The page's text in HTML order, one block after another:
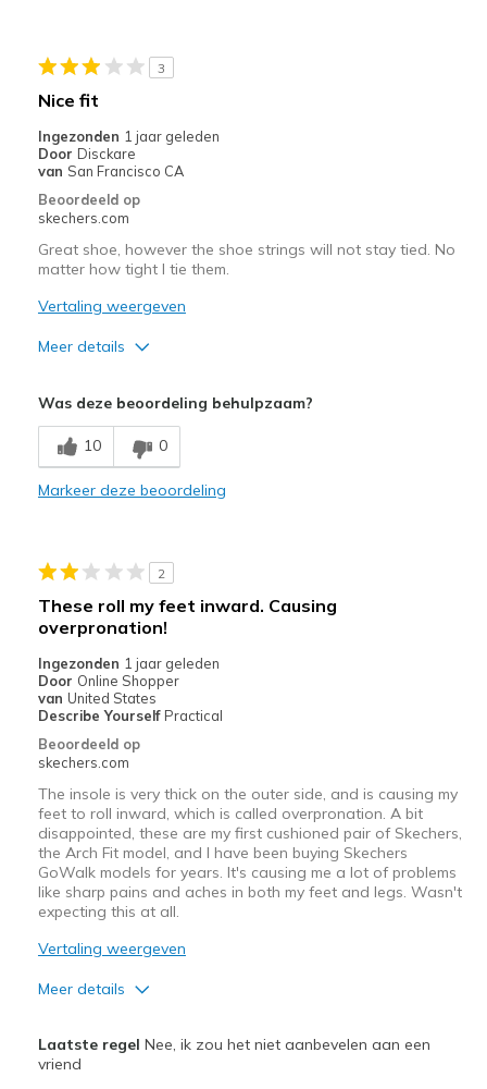
Width
Feels true to width
Sizing
View On Shoes
3
Nice fit
Ingezonden 1 jaar geleden
Door Disckare
van San Francisco CA
Beoordeeld op
skechers.com
Great shoe, however the shoe strings will not stay tied. No
matter how tight I tie them.
Vertaling weergeven
Meer details
Breathe Well
Comfortable
Stylish
Minpunten
Shoe strings will not stay tied, no matter how t
Beste toepassingen
Casual Wear
Width
Feels true to width
Sizing
Feels true to size
View On Shoes
Shoes are for Wearing
Was deze beoordeling behulpzaam?
10 0
Markeer deze beoordeling
2
These roll my feet inward. Causing
overpronation!
Ingezonden 1 jaar geleden
Door Online Shopper
van United States
Describe Yourself Practical
Beoordeeld op
skechers.com
The insole is very thick on the outer side, and is causing my
feet to roll inward, which is called overpronation. A bit
disappointed, these are my first cushioned pair of Skechers,
the Arch Fit model, and I have been buying Skechers
GoWalk models for years. It's causing me a lot of problems
like sharp pains and aches in both my feet and legs. Wasn't
expecting this at all.
Vertaling weergeven
Meer details
Causing Overpronation
Laatste regel Nee, ik zou het niet aanbevelen aan een
vriend